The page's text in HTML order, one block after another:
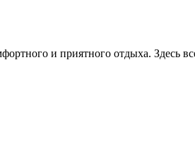
и приятного отдыха. Здесь